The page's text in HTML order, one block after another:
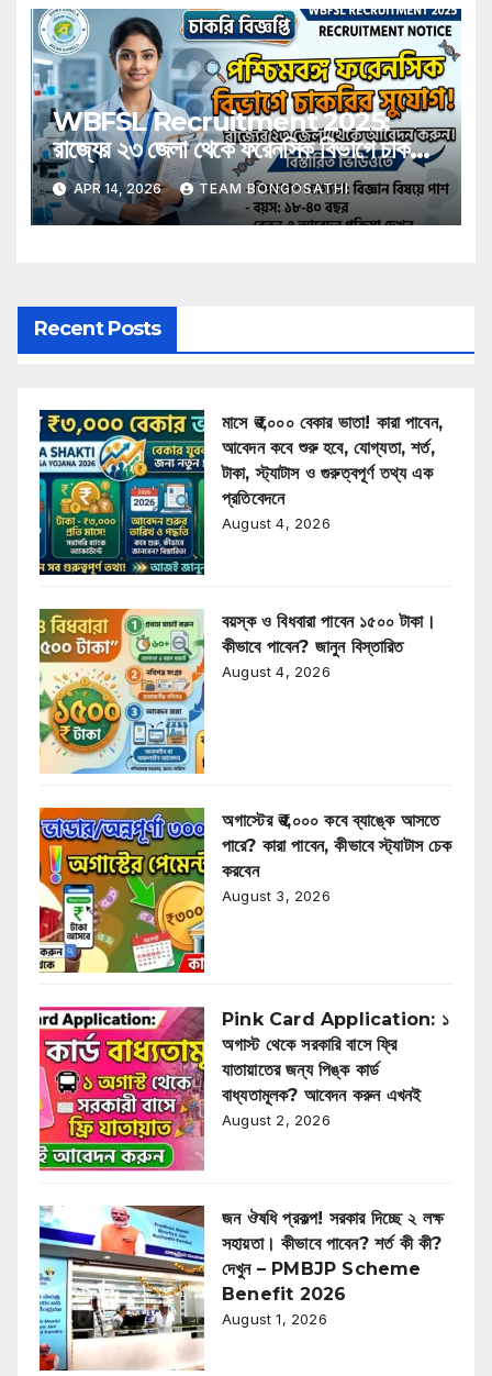
WBFSL Recruitment 2025:
রাজ্যের ২৩ জেলা থেকে ফরেনসিক বিভাগে চাকরির
সুযোগ, রইল বিস্তারিত
APR 14, 2026 TEAM BONGOSATHI
Recent Posts
মাসে ₹৩,০০০ বেকার ভাতা! কারা পাবেন,
আবেদন কবে শুরু হবে, যোগ্যতা, শর্ত,
টাকা, স্ট্যাটাস ও গুরুত্বপূর্ণ তথ্য এক
প্রতিবেদনে
August 4, 2026
বয়স্ক ও বিধবারা পাবেন ১৫০০ টাকা।
কীভাবে পাবেন? জানুন বিস্তারিত
August 4, 2026
অগাস্টের ₹৩,০০০ কবে ব্যাঙ্কে আসতে
পারে? কারা পাবেন, কীভাবে স্ট্যাটাস চেক
করবেন
August 3, 2026
Pink Card Application: ১
অগাস্ট থেকে সরকারি বাসে ফ্রি
যাতায়াতের জন্য পিঙ্ক কার্ড
বাধ্যতামূলক? আবেদন করুন এখনই
August 2, 2026
জন ঔষধি প্রকল্প! সরকার দিচ্ছে ২ লক্ষ
সহায়তা। কীভাবে পাবেন? শর্ত কী কী?
দেখুন – PMBJP Scheme
Benefit 2026
August 1, 2026